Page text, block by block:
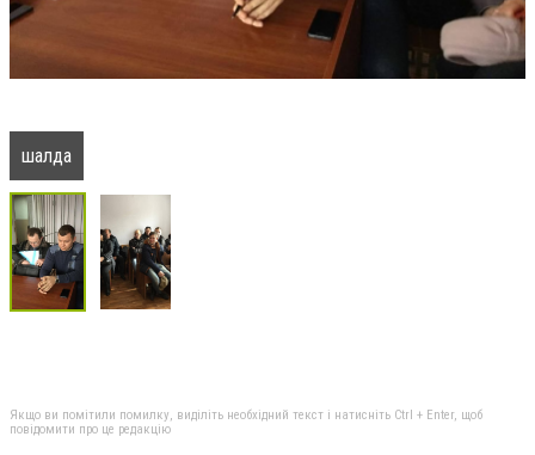
шалда
Якщо ви помітили помилку, виділіть необхідний текст і натисніть Ctrl + Enter, щоб
повідомити про це редакцію